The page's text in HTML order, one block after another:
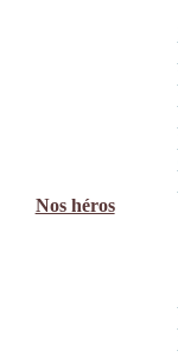
Nos héros